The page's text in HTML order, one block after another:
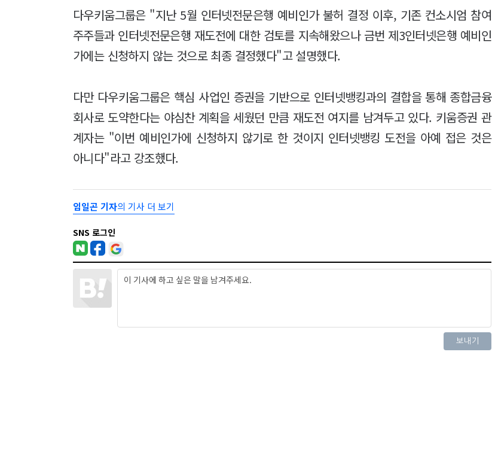
다우키움그룹은 "지난 5월 인터넷전문은행 예비인가 불허 결정 이후, 기존 컨소시엄 참여
주주들과 인터넷전문은행 재도전에 대한 검토를 지속해왔으나 금번 제3인터넷은행 예비인
가에는 신청하지 않는 것으로 최종 결정했다"고 설명했다.
다만 다우키움그룹은 핵심 사업인 증권을 기반으로 인터넷뱅킹과의 결합을 통해 종합금융
회사로 도약한다는 야심찬 계획을 세웠던 만큼 재도전 여지를 남겨두고 있다. 키움증권 관
계자는 "이번 예비인가에 신청하지 않기로 한 것이지 인터넷뱅킹 도전을 아예 접은 것은
아니다"라고 강조했다.
임일곤 기자의 기사 더 보기
SNS 로그인